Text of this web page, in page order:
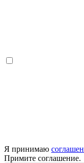
Я принимаю
Примите соглашение.